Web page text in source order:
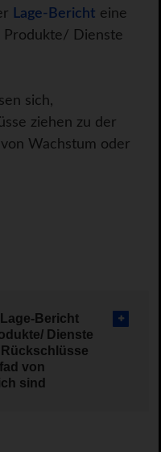
Lage-Bericht eine
Produkte/ Dienste
sich,
ziehen zu der
Wachstum oder
Bericht
Dienste
von
sind